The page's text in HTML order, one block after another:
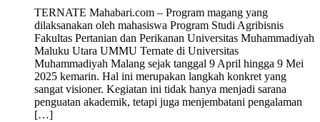
TERNATE Mahabari.com – Program magang yang
dilaksanakan oleh mahasiswa Program Studi Agribisnis
Fakultas Pertanian dan Perikanan Universitas Muhammadiyah
Maluku Utara UMMU Ternate di Universitas
Muhammadiyah Malang sejak tanggal 9 April hingga 9 Mei
2025 kemarin. Hal ini merupakan langkah konkret yang
sangat visioner. Kegiatan ini tidak hanya menjadi sarana
penguatan akademik, tetapi juga menjembatani pengalaman
[…]